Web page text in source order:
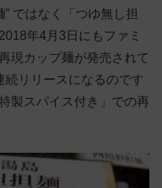
ではなく「つゆ無し担
年4月3日にもファミ
現カップ麺が発売されて
続リリースになるのです
製スパイス付き」での再